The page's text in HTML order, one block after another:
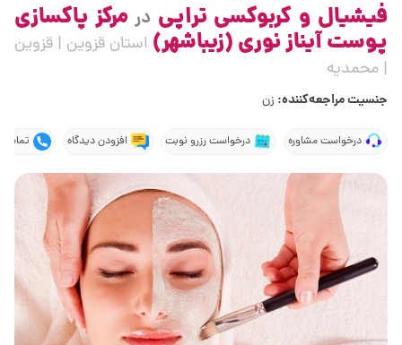
فیشیال و کربوکسی تراپی درمرکز پاکسازی
پوست آیناز نوری (زیباشهر) استان قزوین | قزوین
| محمدیه
جنسیت مراجعه‌کننده: زن
درخواست مشاوره درخواست رزرو نوبت افزودن دیدگاه تماس